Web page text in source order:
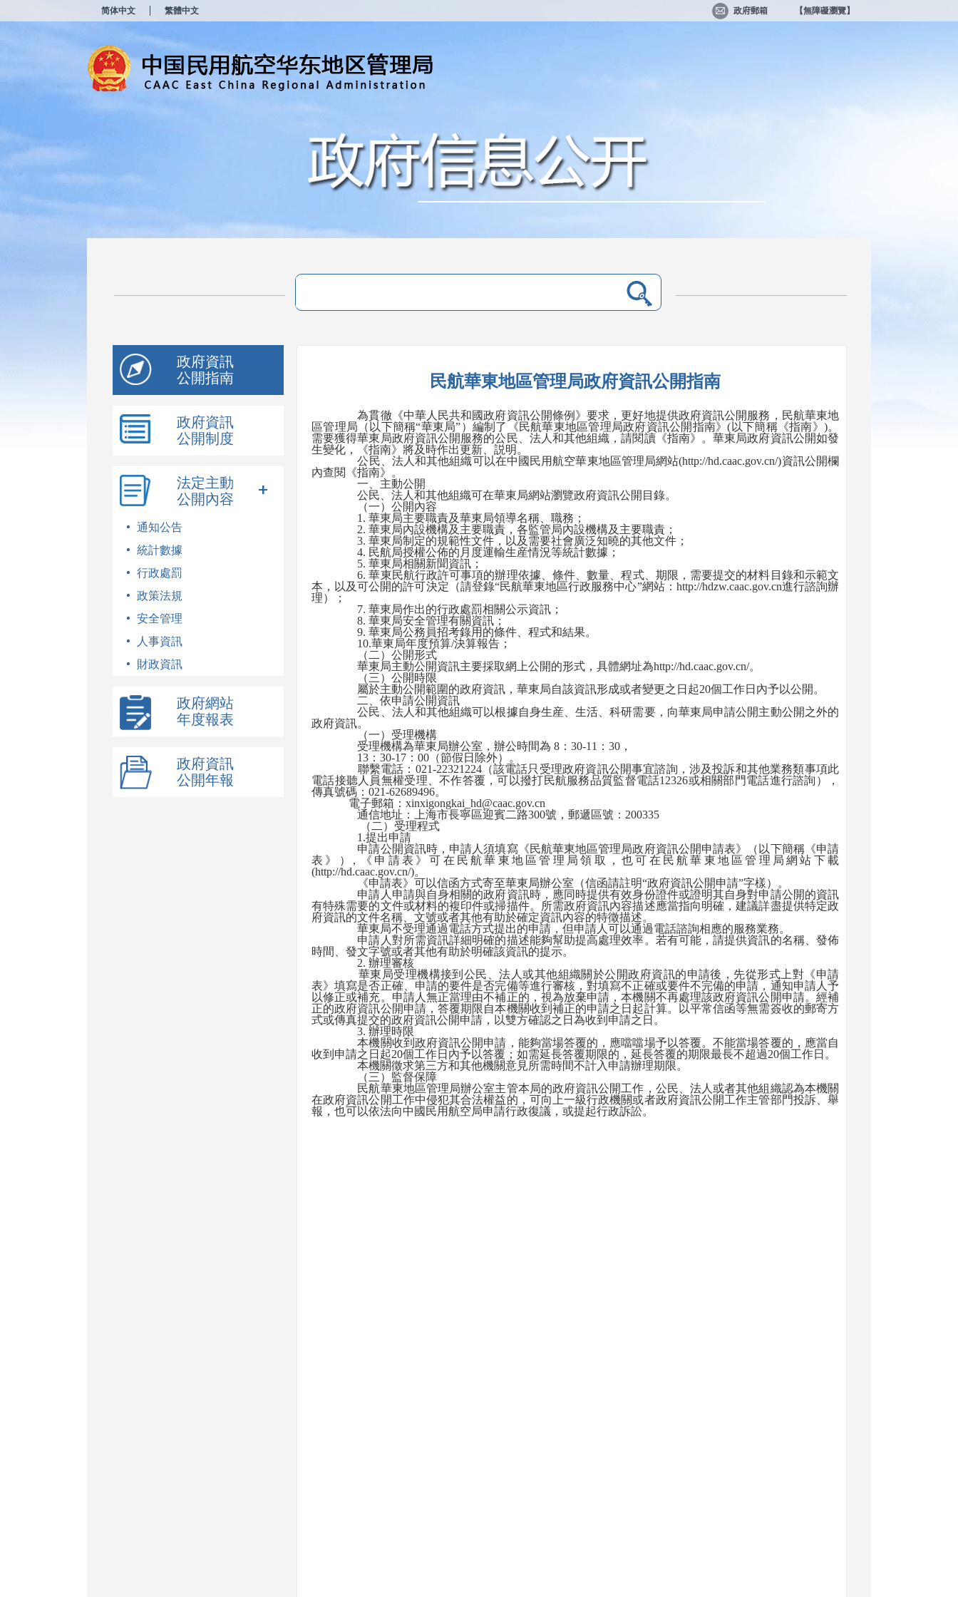
简体中文 繁體中文 政府郵箱 【無障礙瀏覽】
政府資訊
公開指南
政府資訊
公開制度
法定主動
公開內容
通知公告
統計數據
行政處罰
政策法規
安全管理
人事資訊
財政資訊
政府網站
年度報表
政府資訊
公開年報
民航華東地區管理局政府資訊公開指南
為貫徹《中華人民共和國政府資訊公開條例》要求，更好地提供政府資訊公開服務，民航華東地
區管理局（以下簡稱“華東局”）編制了《民航華東地區管理局政府資訊公開指南》( 以下簡稱《指南》 )。
需要獲得華東局政府資訊公開服務的公民、法人和其他組織，請閱讀《指南》。華東局政府資訊公開如發
生變化，《指南》將及時作出更新、説明。
公民、法人和其他組織可以在中國民用航空華東地區管理局網站(http://hd.caac.gov.cn/)資訊公開欄
內查閱《指南》。
一、主動公開
公民、法人和其他組織可在華東局網站瀏覽政府資訊公開目錄。
（一）公開內容
1. 華東局主要職責及華東局領導名稱、職務；
2. 華東局內設機構及主要職責，各監管局內設機構及主要職責；
3. 華東局制定的規範性文件，以及需要社會廣泛知曉的其他文件；
4. 民航局授權公佈的月度運輸生産情況等統計數據；
5. 華東局相關新聞資訊；
6.華東民航行政許可事項的辦理依據、條件、數量、程式、期限，需要提交的材料目錄和示範文
本，以及可公開的許可決定（請登錄“民航華東地區行政服務中心”網站： http://hdzw.caac.gov.cn進行諮詢辦
理）；
7. 華東局作出的行政處罰相關公示資訊；
8. 華東局安全管理有關資訊；
9. 華東局公務員招考錄用的條件、程式和結果。
10.華東局年度預算/決算報告；
（二）公開形式
華東局主動公開資訊主要採取網上公開的形式，具體網址為http://hd.caac.gov.cn/。
（三）公開時限
屬於主動公開範圍的政府資訊，華東局自該資訊形成或者變更之日起20個工作日內予以公開。
二、依申請公開資訊
公民、法人和其他組織可以根據自身生産、生活、科研需要，向華東局申請公開主動公開之外的
政府資訊。
（一）受理機構
受理機構為華東局辦公室，辦公時間為 8 ： 30-11 ： 30 ，
13 ： 30-17 ： 00 （節假日除外）。
聯繫電話： 021-22321224（該電話只受理政府資訊公開事宜諮詢，涉及投訴和其他業務類事項此
電話接聽人員無權受理、不作答覆，可以撥打民航服務品質監督電話12326或相關部門電話進行諮詢），
傳真號碼： 021-62689496。
電子郵箱： xinxigongkai_hd@caac.gov.cn
通信地址：上海市長寧區迎賓二路300號，郵遞區號： 200335
（二）受理程式
1.提出申請
申請公開資訊時，申請人須填寫《民航華東地區管理局政府資訊公開申請表》（以下簡稱《申請
表》） ,
《申請表》可在民航華東地區管理局領取，也可在民航華東地區管理局網站下載
(http://hd.caac.gov.cn/)。
《申請表》可以信函方式寄至華東局辦公室（信函請註明“政府資訊公開申請”字樣）。
申請人申請與自身相關的政府資訊時，應同時提供有效身份證件或證明其自身對申請公開的資訊
有特殊需要的文件或材料的複印件或掃描件。所需政府資訊內容描述應當指向明確，建議詳盡提供特定政
府資訊的文件名稱、文號或者其他有助於確定資訊內容的特徵描述。
華東局不受理通過電話方式提出的申請，但申請人可以通過電話諮詢相應的服務業務。
申請人對所需資訊詳細明確的描述能夠幫助提高處理效率。若有可能，請提供資訊的名稱、發佈
時間、發文字號或者其他有助於明確該資訊的提示。
2. 辦理審核
華東局受理機構接到公民、法人或其他組織關於公開政府資訊的申請後，先從形式上對《申請
表》填寫是否正確、申請的要件是否完備等進行審核，對填寫不正確或要件不完備的申請，通知申請人予
以修正或補充。申請人無正當理由不補正的，視為放棄申請，本機關不再處理該政府資訊公開申請。經補
正的政府資訊公開申請，答覆期限自本機關收到補正的申請之日起計算。以平常信函等無需簽收的郵寄方
式或傳真提交的政府資訊公開申請，以雙方確認之日為收到申請之日。
3. 辦理時限
本機關收到政府資訊公開申請，能夠當場答覆的，應噹噹場予以答覆。不能當場答覆的，應當自
收到申請之日起20個工作日內予以答覆；如需延長答覆期限的，延長答覆的期限最長不超過20個工作日。
本機關徵求第三方和其他機關意見所需時間不計入申請辦理期限。
（三）監督保障
民航華東地區管理局辦公室主管本局的政府資訊公開工作，公民、法人或者其他組織認為本機關
在政府資訊公開工作中侵犯其合法權益的，可向上一級行政機關或者政府資訊公開工作主管部門投訴、舉
報，也可以依法向中國民用航空局申請行政復議，或提起行政訴訟。
窗